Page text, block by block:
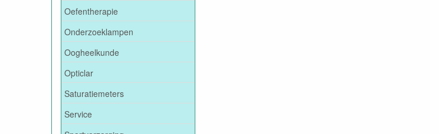
Oefentherapie
Onderzoeklampen
Oogheelkunde
Opticlar
Saturatiemeters
Service